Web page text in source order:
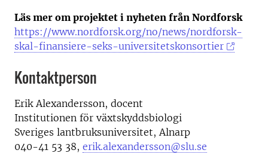
Läs mer om projektet i nyheten från Nordforsk
https://www.nordforsk.org/no/news/nordforsk-
skal-finansiere-seks-universitetskonsortier
Kontaktperson
Erik Alexandersson, docent
Institutionen för växtskyddsbiologi
Sveriges lantbruksuniversitet, Alnarp
040-41 53 38, erik.alexandersson@slu.se